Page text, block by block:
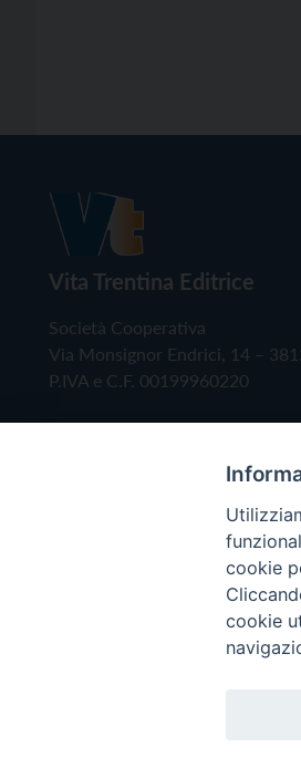
Vita Trentina Editrice
Società Cooperativa
Via Monsignor Endrici, 14 –
P.IVA e C.F. 00199960220
Copyright © 2019 - Tutti i
cookie
cookie